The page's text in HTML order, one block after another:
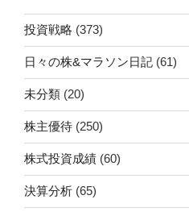
投資戦略 (373)
日々の株&マラソン日記 (61)
未分類 (20)
株主優待 (250)
株式投資成績 (60)
決算分析 (65)